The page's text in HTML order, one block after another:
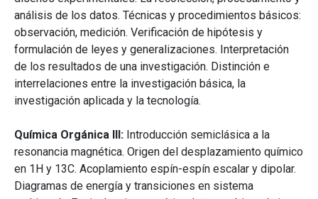
análisis de los datos. Técnicas y procedimientos básicos:
observación, medición. Verificación de hipótesis y
formulación de leyes y generalizaciones. Interpretación
de los resultados de una investigación. Distinción e
interrelaciones entre la investigación básica, la
investigación aplicada y la tecnología.
Química Orgánica III: Introducción semiclásica a la
resonancia magnética. Origen del desplazamiento químico
en 1H y 13C. Acoplamiento espín-espín escalar y dipolar.
Diagramas de energía y transiciones en sistema